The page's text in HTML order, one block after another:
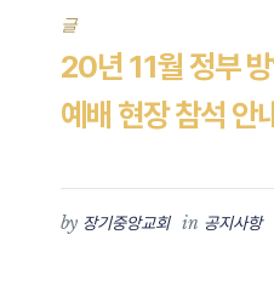
글
20년 11월 정부
예배 현장 참석 안
by 장기중앙교회 in 공지사항